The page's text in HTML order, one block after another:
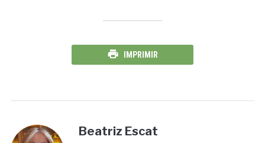
IMPRIMIR
Beatriz Escat